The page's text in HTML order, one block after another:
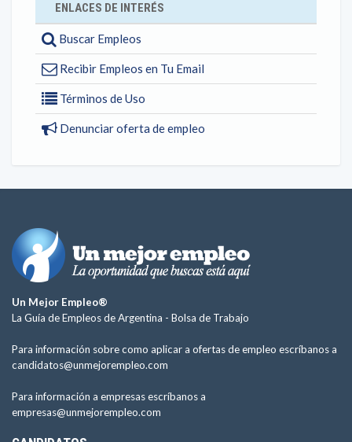
ENLACES DE INTERÉS
Buscar Empleos
Recibir Empleos en Tu Email
Términos de Uso
Denunciar oferta de empleo
Un Mejor Empleo®
La Guía de Empleos de Argentina - Bolsa de Trabajo
Para información sobre como aplicar a ofertas de empleo escríbanos a
candidatos@unmejorempleo.com
Para información a empresas escríbanos a
empresas@unmejorempleo.com